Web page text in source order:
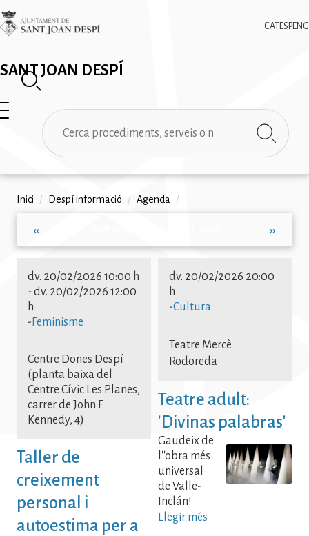
Vés
al
contingut
SANT JOAN DESPÍ
CAT ESPENG
Imatge
✕
Cerca
Fil
d'ariadna
Inici / Despí informació / Agenda /
Paginació
‹‹ ››
dv. 20/02/2026 10:00 h
- dv. 20/02/2026 12:00
h
- Feminisme
Centre Dones Despí
(planta baixa del
Centre Cívic Les Planes,
carrer de John F.
Kennedy, 4)
Taller de
creixement
personal i
autoestima per a
dv. 20/02/2026 20:00
h
-Cultura
Teatre Mercè
Rodoreda
Teatre adult:
'Divinas palabras'
Gaudeix de
l''obra més
universal
de Valle-
Inclán!
Llegir més